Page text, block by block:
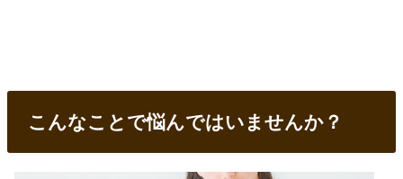
こんなことで悩んではいませんか？